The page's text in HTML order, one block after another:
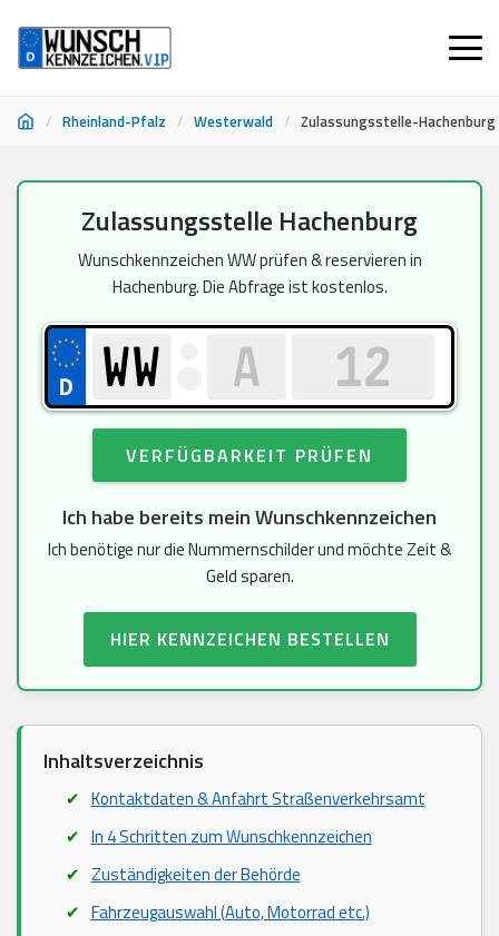
/ Rheinland-Pfalz / Westerwald / Zulassungsstelle-Hachenburg
Zulassungsstelle Hachenburg
Wunschkennzeichen WW prüfen & reservieren in
Hachenburg. Die Abfrage ist kostenlos.
VERFÜGBARKEIT PRÜFEN
Ich habe bereits mein Wunschkennzeichen
Ich benötige nur die Nummernschilder und möchte Zeit &
Geld sparen.
HIER KENNZEICHEN BESTELLEN
Inhaltsverzeichnis
Kontaktdaten & Anfahrt Straßenverkehrsamt
In 4 Schritten zum Wunschkennzeichen
Zuständigkeiten der Behörde
Fahrzeugauswahl (Auto, Motorrad etc.)